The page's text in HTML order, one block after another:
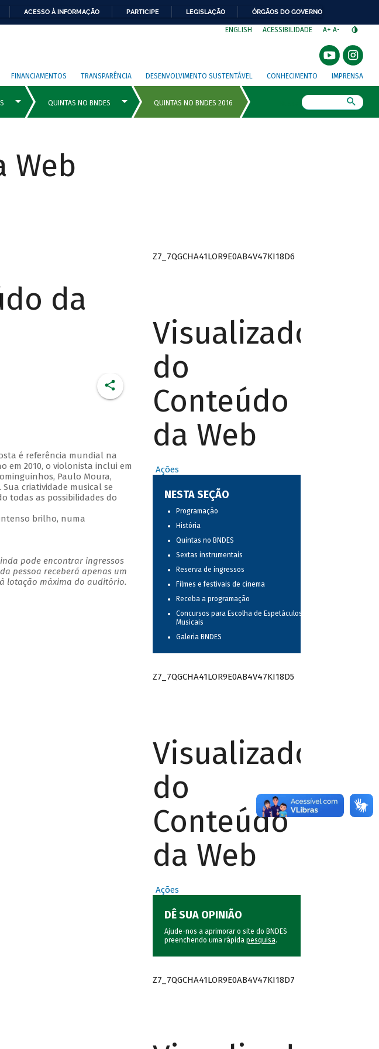
ACESSO À INFORMAÇÃO PARTICIPE LEGISLAÇÃO ÓRGÃOS DO GOVERNO
ENGLISH ACESSIBILIDADE A+ A-
FINANCIAMENTOS TRANSPARÊNCIA DESENVOLVIMENTO SUSTENTÁVEL CONHECIMENTO IMPRENSA
Web
da
é referência mundial na
em 2010, o violonista inclui em
Paulo Moura,
criatividade musical se
todas as possibilidades do
brilho, numa
pode encontrar ingressos
pessoa receberá apenas um
lotação máxima do auditório.
Z7_7QGCHA41LOR9E0AB4V47KI18D6
Visualizador
do
Conteúdo
da Web
Ações
NESTA SEÇÃO
Programação
História
Quintas no BNDES
Sextas instrumentais
Reserva de ingressos
Filmes e festivais de cinema
Receba a programação
Concursos para Escolha de Espetáculos
Musicais
Galeria BNDES
Z7_7QGCHA41LOR9E0AB4V47KI18D5
Visualizador
do
Conteúdo
da Web
Ações
DÊ SUA OPINIÃO
Ajude-nos a aprimorar o site do BNDES
preenchendo uma rápida pesquisa.
Z7_7QGCHA41LOR9E0AB4V47KI18D7